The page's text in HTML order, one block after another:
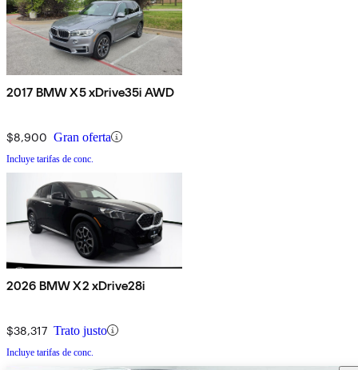
2017 BMW X5 xDrive35i AWD
$8,900 Gran oferta
Incluye tarifas de conc.
2026 BMW X2 xDrive28i
$38,317 Trato justo
Incluye tarifas de conc.